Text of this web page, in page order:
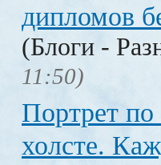
дипломов
(Блоги -
11:50)
Портрет
холсте.